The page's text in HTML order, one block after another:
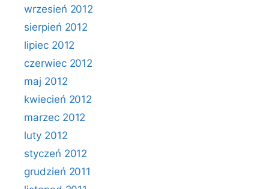
wrzesień 2012
sierpień 2012
lipiec 2012
czerwiec 2012
maj 2012
kwiecień 2012
marzec 2012
luty 2012
styczeń 2012
grudzień 2011